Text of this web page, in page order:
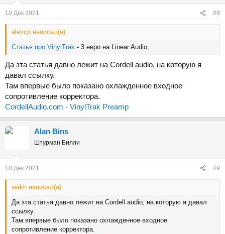
10 Дек 2021 #8
alexcp написал(а):
Статья про VinylTrak - 3 евро на Linear Audio,
Да зта статья давно лежит на Сordell audio, на которую я
давал ссылку.
Там впервые было показано охлажденное входное
сопротивление корректора.
CordellAudio.com - VinylTrak Preamp
Alan Bins
Штурман Билли
10 Дек 2021 #9
wakh написал(а):
Да зта статья давно лежит на Сordell audio, на которую я давал
ссылку.
Там впервые было показано охлажденное входное
сопротивление корректора.